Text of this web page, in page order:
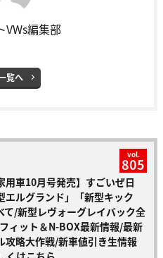
VWs編集部
覧へ
vol.
805
用車10月号発売】すごいぜ日
エルグランド」「新型キック
て/新型レヴォーグレイバック全
ィット＆N-BOX最新情報/最新
攻略大作戦/新車値引き生情報